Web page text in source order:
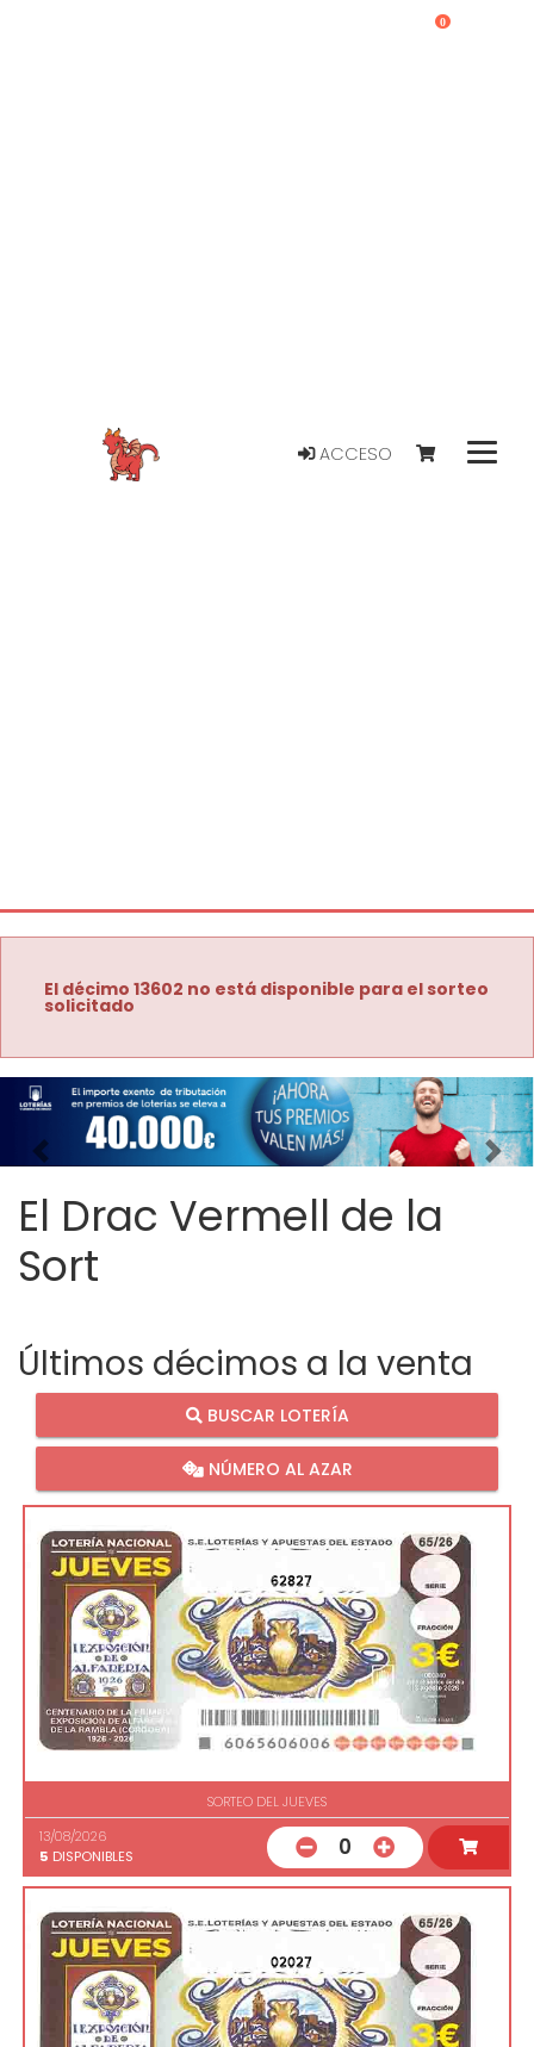
ACCESO
0
El décimo 13602 no está disponible para el sorteo
solicitado
Imagen anterior
El Drac Vermell de la
Sort
Últimos décimos a la venta
BUSCAR LOTERÍA
NÚMERO AL AZAR
62827
SORTEO DEL JUEVES
13/08/2026
5 DISPONIBLES 0
02027